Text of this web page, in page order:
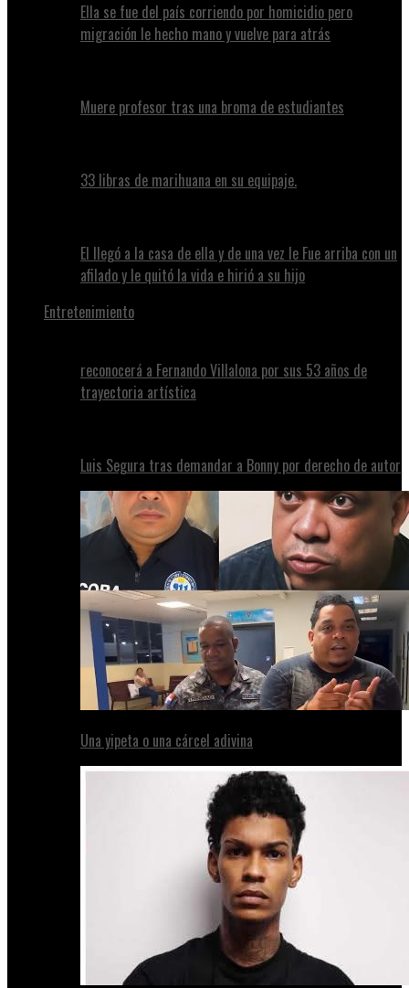
Ella se fue del país corriendo por homicidio pero
migración le hecho mano y vuelve para atrás
Muere profesor tras una broma de estudiantes
33 libras de marihuana en su equipaje.
El llegó a la casa de ella y de una vez le Fue arriba con un
afilado y le quitó la vida e hirió a su hijo
Entretenimiento
reconocerá a Fernando Villalona por sus 53 años de
trayectoria artística
Luis Segura tras demandar a Bonny por derecho de autor
Una yipeta o una cárcel adivina